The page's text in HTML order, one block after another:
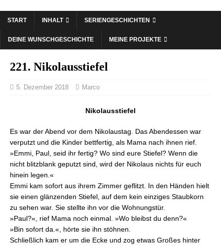
START INHALT SERIENGESCHICHTEN
DEINE WUNSCHGESCHICHTE MEINE PROJEKTE
221. Nikolausstiefel
5. Dezember 2018 Marco
Nikolausstiefel
Es war der Abend vor dem Nikolaustag. Das Abendessen war
verputzt und die Kinder bettfertig, als Mama nach ihnen rief.
»Emmi, Paul, seid ihr fertig? Wo sind eure Stiefel? Wenn die
nicht blitzblank geputzt sind, wird der Nikolaus nichts für euch
hinein legen.«
Emmi kam sofort aus ihrem Zimmer geflitzt. In den Händen hielt
sie einen glänzenden Stiefel, auf dem kein einziges Staubkorn
zu sehen war. Sie stellte ihn vor die Wohnungstür.
»Paul?«, rief Mama noch einmal. »Wo bleibst du denn?«
»Bin sofort da.«, hörte sie ihn stöhnen.
Schließlich kam er um die Ecke und zog etwas Großes hinter